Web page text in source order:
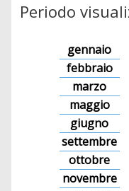
Periodo
gennaio
febbraio
marzo
maggio
giugno
settembre
ottobre
novembre